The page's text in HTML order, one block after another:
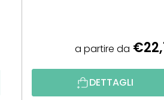
a partire da
DETTAGLI